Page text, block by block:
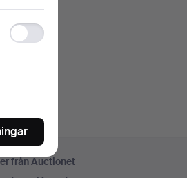
från Auctionet
Ad
storage